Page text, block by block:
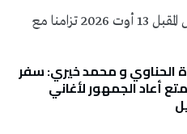
تُنظم جمعية تراثنا يوم الخميس المقبل 13 أوت 2026 تزامنا مع
الحناوي و محمد خيري: سفر
أعاد الجمهور لأغاني